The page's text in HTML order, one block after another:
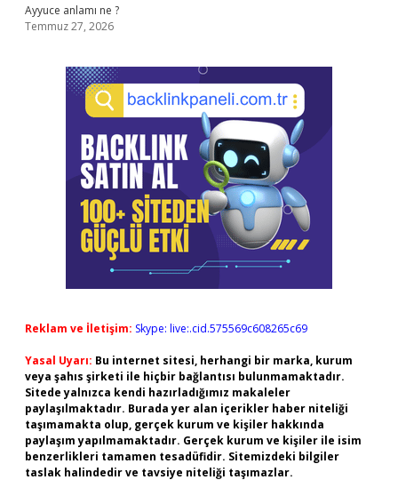
Ayyuce anlamı ne ?
Temmuz 27, 2026
Reklam ve İletişim: Skype: live:.cid.575569c608265c69
Yasal Uyarı: Bu internet sitesi, herhangi bir marka, kurum
veya şahıs şirketi ile hiçbir bağlantısı bulunmamaktadır.
Sitede yalnızca kendi hazırladığımız makaleler
paylaşılmaktadır. Burada yer alan içerikler haber niteliği
taşımamakta olup, gerçek kurum ve kişiler hakkında
paylaşım yapılmamaktadır. Gerçek kurum ve kişiler ile isim
benzerlikleri tamamen tesadüfidir. Sitemizdeki bilgiler
taslak halindedir ve tavsiye niteliği taşımazlar.